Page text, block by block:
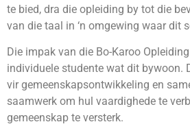
te bied, dra die opleiding by tot die
van die taal in ‘n omgewing waar dit
Die impak van die Bo-Karoo
individuele studente wat dit bywoon.
vir gemeenskapsontwikkeling en
saamwerk om hul vaardighede te
gemeenskap te versterk.